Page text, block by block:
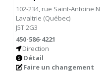
102-234, rue Saint-Antoine N
Lavaltrie (Québec)
J5T 2G3
450-586-4221
Direction
Détail
Faire un changement